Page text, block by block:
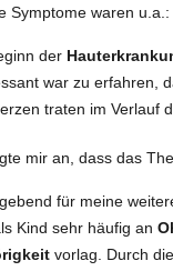
Symptome waren u.a.:
der
war zu erfahren,
traten im Verlauf
mir an, dass das
für meine
Kind sehr häufig an
vorlag. Durch